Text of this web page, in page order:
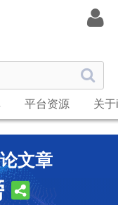
平台资源 关
文章